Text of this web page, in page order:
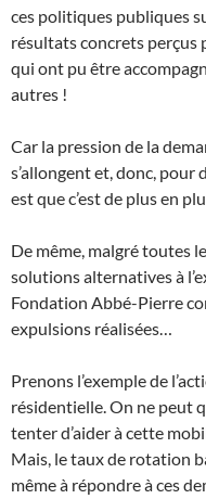
ces politiques publiques
résultats concrets perçus
qui ont pu être
autres !
Car la pression de la
s’allongent et, donc, pour
est que c’est de plus en
De même, malgré toutes
solutions alternatives à
Fondation Abbé-Pierre
expulsions réalisées…
Prenons l’exemple de
résidentielle. On ne peut
tenter d’aider à cette
Mais, le taux de rotation
même à répondre à ces